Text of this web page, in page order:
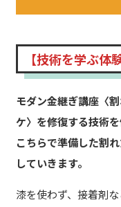
【技術を学ぶ体
モダン金継ぎ講座〈
ケ〉を修復する技術
こちらで準備した割
していきます。
漆を使わず、接着剤